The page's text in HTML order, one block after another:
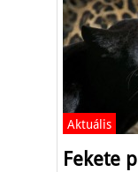
Aktuális
Fekete